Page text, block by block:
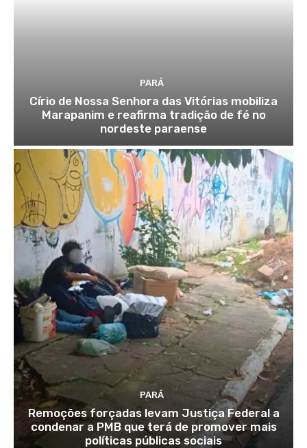
PARÁ
Círio de Nossa Senhora das Vitórias mobiliza
Marapanim e reafirma tradição de fé no
nordeste paraense
PARÁ
Remoções forçadas levam Justiça Federal a
condenar a PMB que terá de promover mais
políticas públicas sociais